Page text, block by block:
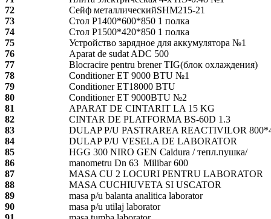
72
Сейф металлическийSHM215-21
73
Стол Р1400*600*850 1 полка
74
Стол Р1500*420*850 1 полка
75
Устройство зарядное для аккумулятора №1
76
Aparat de sudat ADC 500
77
Blocracire pentru brener TIG(блок охлаждения)
78
Conditioner ET 9000 BTU №1
79
Conditioner ET18000 BTU
80
Сonditioner ET 9000BTU №2
81
APARAT DE CINTARIT LA 15 KG
82
CINTAR DE PLATFORMA BS-60D 1.3
83
DULAP P/U PASTRAREA REACTIVILOR
84
DULAP P/U VESELA DE LABORATOR
85
HGG 300 NIRO GEN Caldura / тепл.пушка/
86
manometru Dn 63 Milibar 600
87
MASA CU 2 LOCURI PENTRU LABORATOR
88
MASA CUCHIUVETA SI USCATOR
89
masa p/u balanta analitica laborator
90
masa p/u utilaj laborator